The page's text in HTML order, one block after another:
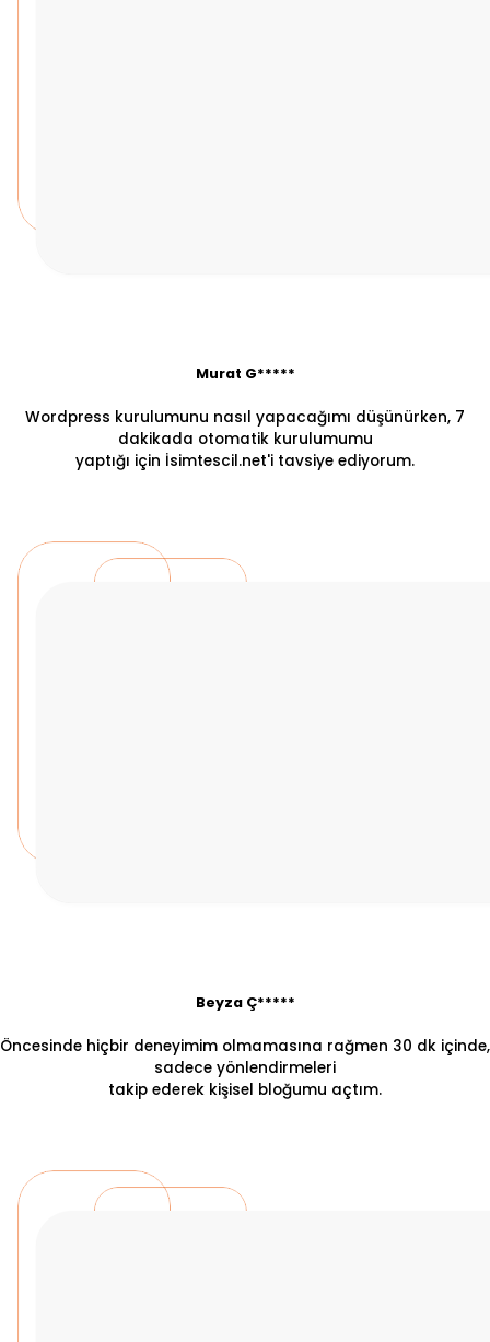
Murat G*****
Wordpress kurulumunu nasıl yapacağımı düşünürken, 7
dakikada otomatik kurulumumu
yaptığı için İsimtescil.net'i tavsiye ediyorum.
Beyza Ç*****
Öncesinde hiçbir deneyimim olmamasına rağmen 30 dk içinde,
sadece yönlendirmeleri
takip ederek kişisel bloğumu açtım.